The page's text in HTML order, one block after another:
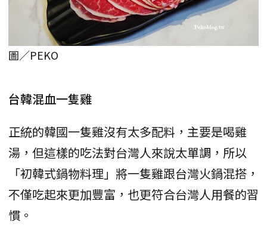
圖／PEKO
台韓混血一隻雞
正統的韓國一隻雞沒有太多配料，主要是喝雞
湯，但這樣的吃法對台灣人來說太單調，所以
「初韓式鍋物料理」將一隻雞跟台灣火鍋混搭，
不僅吃起來更加豐富，也更符合台灣人用餐的習
慣。